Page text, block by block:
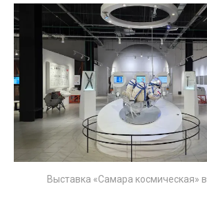
Выставка «Самара космическая» в